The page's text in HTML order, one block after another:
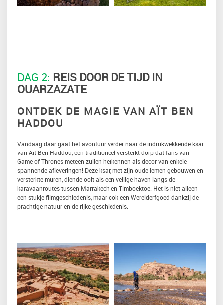
DAG 2: REIS DOOR DE TIJD IN
OUARZAZATE
ONTDEK DE MAGIE VAN AÏT BEN
HADDOU
Vandaag daar gaat het avontuur verder naar de indrukwekkende ksar
van Ait Ben Haddou, een traditioneel versterkt dorp dat fans van
Game of Thrones meteen zullen herkennen als decor van enkele
spannende afleveringen! Deze ksar, met zijn oude lemen gebouwen en
versterkte muren, diende ooit als een veilige haven langs de
karavaanroutes tussen Marrakech en Timboektoe. Het is niet alleen
een stukje filmgeschiedenis, maar ook een Werelderfgoed dankzij de
prachtige natuur en de rijke geschiedenis.